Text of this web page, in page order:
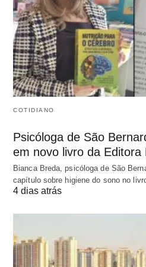
COTIDIANO
Psicóloga de São
em novo livro da Editora
Bianca Breda, psicóloga de São
capítulo sobre higiene do sono no
4 dias atrás